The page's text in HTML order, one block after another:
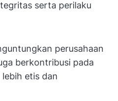
serta perilaku
perusahaan
berkontribusi pada
etis dan